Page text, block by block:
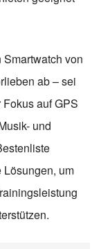
von
ab – sei
auf GPS
und
um